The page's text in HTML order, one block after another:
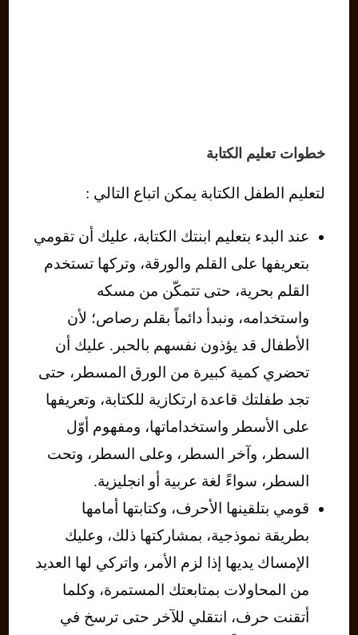
خطوات تعليم الكتابة
لتعليم الطفل الكتابة يمكن اتباع التالي :
عند البدء بتعليم ابنتك الكتابة، عليك أن تقومي
بتعريفها على القلم والورقة، وتركها تستخدم
القلم بحرية، حتى تتمكّن من مسكه
واستخدامه، ونبدأ دائماً بقلم رصاص؛ لأن
الأطفال قد يؤذون نفسهم بالحبر. عليك أن
تحضري كمية كبيرة من الورق المسطر، حتى
تجد طفلتك قاعدة ارتكازية للكتابة، وتعريفها
على الأسطر واستخداماتها، ومفهوم أوّل
السطر، وآخر السطر، وعلى السطر، وتحت
السطر، سواءً لغة عربية أو انجليزية.
قومي بتلقينها الأحرف، وكتابتها أمامها
بطريقة نموذجية، بمشاركتها ذلك، وعليك
الإمساك يديها إذا لزم الأمر، واتركي لها العديد
من المحاولات بمتابعتك المستمرة، وكلما
أتقنت حرف، انتقلي للآخر حتى ترسخ في